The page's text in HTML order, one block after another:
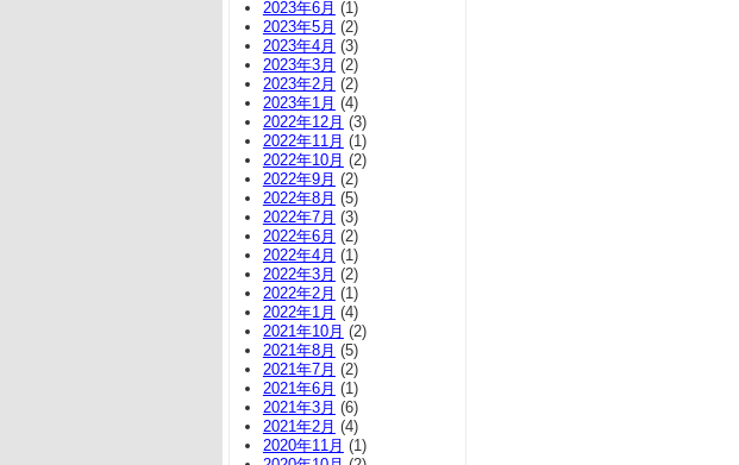
2023年6月 (1)
2023年5月 (2)
2023年4月 (3)
2023年3月 (2)
2023年2月 (2)
2023年1月 (4)
2022年12月 (3)
2022年11月 (1)
2022年10月 (2)
2022年9月 (2)
2022年8月 (5)
2022年7月 (3)
2022年6月 (2)
2022年4月 (1)
2022年3月 (2)
2022年2月 (1)
2022年1月 (4)
2021年10月 (2)
2021年8月 (5)
2021年7月 (2)
2021年6月 (1)
2021年3月 (6)
2021年2月 (4)
2020年11月 (1)